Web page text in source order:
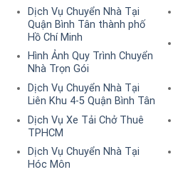
Dịch Vụ Chuyển Nhà Tại
Quận Bình Tân thành phố
Hồ Chí Minh
Hình Ảnh Quy Trình Chuyển
Nhà Trọn Gói
Dịch Vụ Chuyển Nhà Tại
Liên Khu 4-5 Quận Bình Tân
Dịch Vụ Xe Tải Chở Thuê
TPHCM
Dịch Vụ Chuyển Nhà Tại
Hóc Môn